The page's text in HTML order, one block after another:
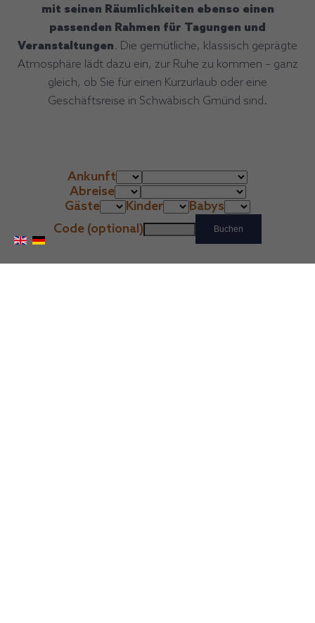
Ankunft
Abreise
Gäste
Kinder
Babys
Code (optional)
mit seinen Räumlichkeiten ebenso einen
passenden Rahmen für Tagungen und
Veranstaltungen. Die gemütliche, klassisch geprägte
Atmosphäre lädt dazu ein, zur Ruhe zu kommen – ganz
gleich, ob Sie für einen Kurzurlaub oder eine
Geschäftsreise in Schwäbisch Gmünd sind.